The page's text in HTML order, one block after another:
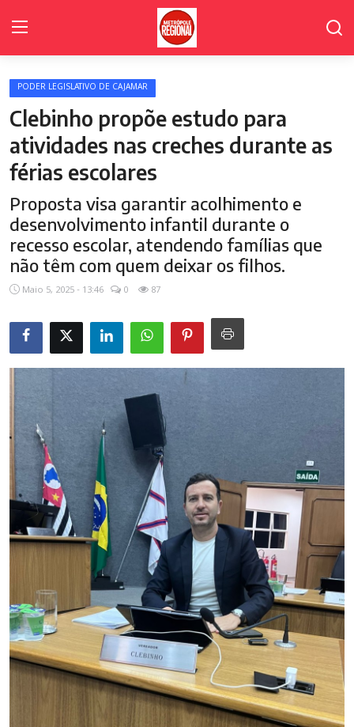
Home Page
Poder Legislativo de Cajamar
Cidades
Fale Conosco
Polícia
Política
PODER LEGISLATIVO DE CAJAMAR
Clebinho propõe estudo para
atividades nas creches durante as
férias escolares
Proposta visa garantir acolhimento e
desenvolvimento infantil durante o
recesso escolar, atendendo famílias que
não têm com quem deixar os filhos.
Maio 5, 2025 - 13:46 0 87